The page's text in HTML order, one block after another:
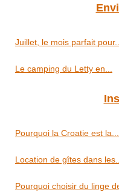
Juillet, le mois parfait pour...
Le camping du Letty en...
Pourquoi la Croatie est la...
Location de gîtes dans les...
Pourquoi choisir du linge